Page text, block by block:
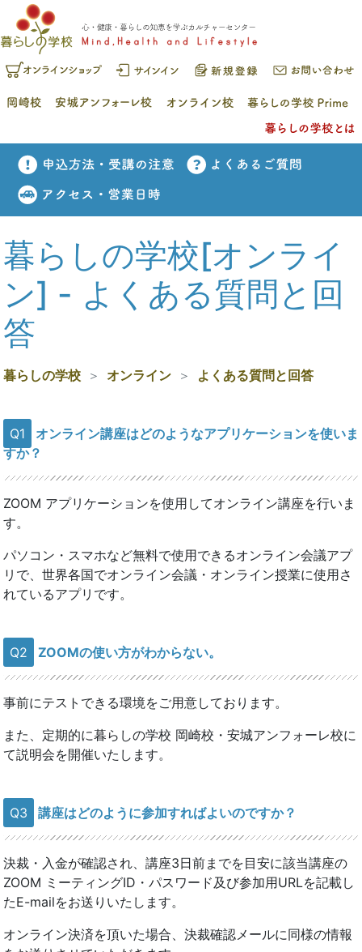
暮らしの学校[オンライ
ン] - よくある質問と回
答
暮らしの学校 オンライン よくある質問と回答
Q1
オンライン講座はどのようなアプリケーションを使いま
すか？
ZOOM アプリケーションを使用してオンライン講座を行いま
す。
パソコン・スマホなど無料で使用できるオンライン会議アプ
リで、世界各国でオンライン会議・オンライン授業に使用さ
れているアプリです。
Q2 ZOOMの使い方がわからない。
事前にテストできる環境をご用意しております。
また、定期的に暮らしの学校 岡崎校・安城アンフォーレ校に
て説明会を開催いたします。
Q3 講座はどのように参加すればよいのですか？
決裁・入金が確認され、講座3日前までを目安に該当講座の
ZOOM ミーティングID・パスワード及び参加用URLを記載し
たE-mailをお送りいたします。
オンライン決済を頂いた場合、決裁確認メールに同様の情報